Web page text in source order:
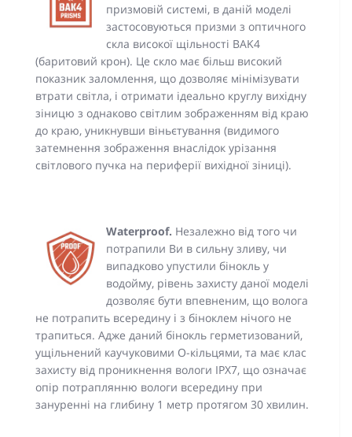
призмовій системі, в даній моделі
застосовуються призми з оптичного
скла високої щільності BAK4
(баритовий крон). Це скло має більш високий
показник заломлення, що дозволяє мінімізувати
втрати світла, і отримати ідеально круглу вихідну
зіницю з однаково світлим зображенням від краю
до краю, уникнувши віньєтування (видимого
затемнення зображення внаслідок урізання
світлового пучка на периферії вихідної зіниці).
Waterproof. Незалежно від того чи
потрапили Ви в сильну зливу, чи
випадково упустили бінокль у
водойму, рівень захисту даної моделі
дозволяє бути впевненим, що волога
не потрапить всередину і з біноклем нічого не
трапиться. Адже даний бінокль герметизований,
ущільнений каучуковими О-кільцями, та має клас
захисту від проникнення вологи IPX7, що означає
опір потраплянню вологи всередину при
зануренні на глибину 1 метр протягом 30 хвилин.